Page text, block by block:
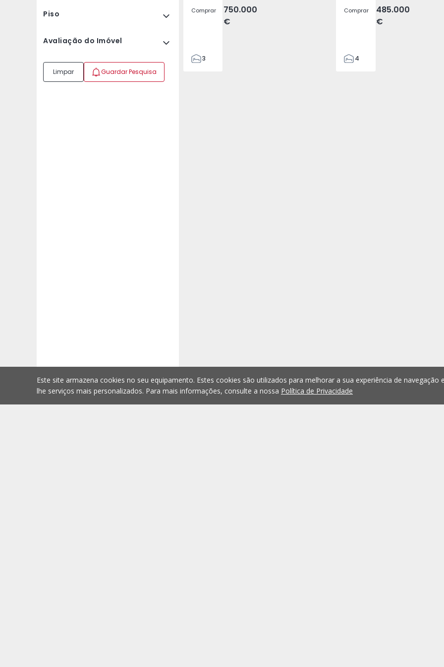
Piso
Avaliação do Imóvel
Limpar Guardar Pesquisa
Comprar
750.000
€
3
Comprar
485.000
€
4
Este site armazena cookies no seu equipamento. Estes cookies são utilizados para melhorar a sua experiência de navegação
lhe serviços mais personalizados. Para mais informações, consulte a nossa Política de Privacidade